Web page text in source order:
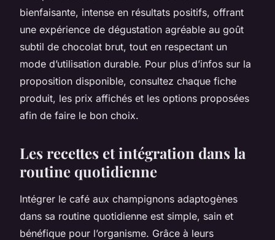
bienfaisante, intense en résultats positifs, offrant
une expérience de dégustation agréable au goût
subtil de chocolat brut, tout en respectant un
mode d’utilisation durable. Pour plus d’infos sur la
proposition disponible, consultez chaque fiche
produit, les prix affichés et les options proposées
afin de faire le bon choix.
Les recettes et intégration dans la
routine quotidienne
Intégrer le café aux champignons adaptogènes
dans sa routine quotidienne est simple, sain et
bénéfique pour l’organisme. Grâce à leurs